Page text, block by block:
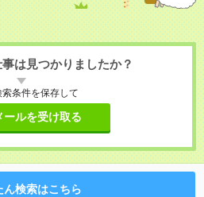
は見つかりましたか？
索条件を保存して
ールを受け取る
ん検索はこちら